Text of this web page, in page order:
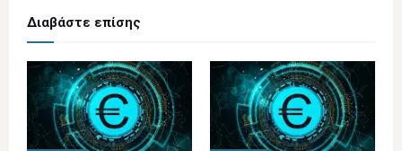
Διαβάστε επίσης